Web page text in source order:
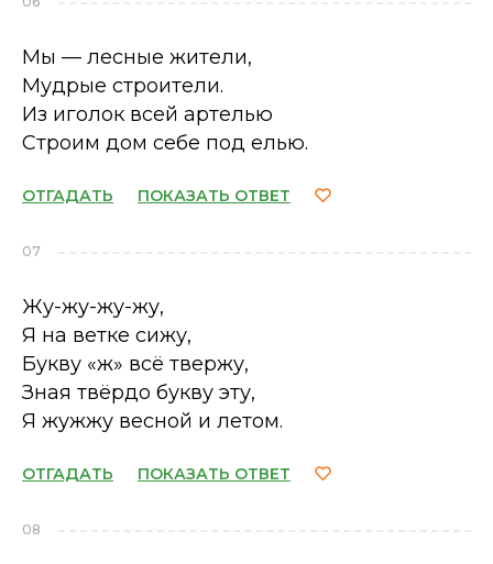
Мы — лесные жители,
Мудрые строители.
Из иголок всей артелью
Строим дом себе под елью.
ОТГАДАТЬ ПОКАЗАТЬ ОТВЕТ
07
Жу-жу-жу-жу,
Я на ветке сижу,
Букву «ж» всё твержу,
Зная твёрдо букву эту,
Я жужжу весной и летом.
ОТГАДАТЬ ПОКАЗАТЬ ОТВЕТ
08